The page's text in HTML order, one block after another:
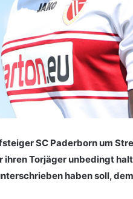
SC Paderborn um
Torjäger unbedingt
haben soll,